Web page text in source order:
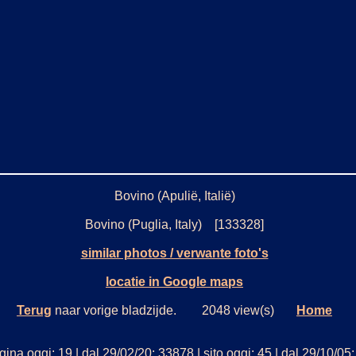
Bovino (Apulië, Italië)
Bovino (Puglia, Italy) [133328]
similar photos / verwante foto's
locatie in Google maps
Terug naar vorige bladzijde. 2048 view(s) Home
oggi: 19 | dal 29/02/20: 33878 | sito oggi: 45 | dal 29/10/